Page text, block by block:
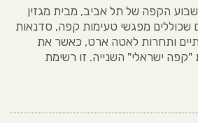
הקפה של תל אביב, מבית מגזין
שכוללים מפגשי טעימות קפה, סדנאות
ותחרות לאטה ארט, כאשר את
ישראלי" השנייה. זו רשימת